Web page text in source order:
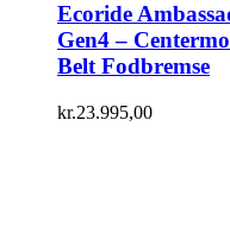
Ecoride
Gen4 –
Belt Fodbremse
kr.23.995,00